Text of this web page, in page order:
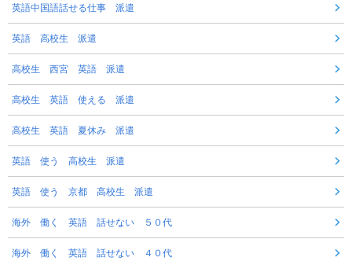
英語中国語話せる仕事 派遣
英語 高校生 派遣
高校生 西宮 英語 派遣
高校生 英語 使える 派遣
高校生 英語 夏休み 派遣
英語 使う 高校生 派遣
英語 使う 京都 高校生 派遣
海外 働く 英語 話せない ５０代
海外 働く 英語 話せない ４０代